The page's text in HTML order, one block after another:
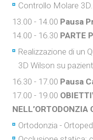
Controllo Molare 3D.
13.00 - 14.00 Pausa
14.00 - 16.30 PARTE
Realizzazione di un
3D Wilson su
16.30 - 17.00 Pausa
17.00 - 19.00
NELL’ORTODONZIA
Ortodonzia -